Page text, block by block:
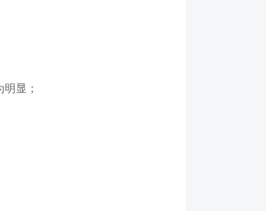
显；